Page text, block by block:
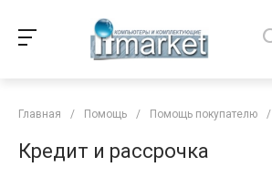
Главная / Помощь / Помощь покупателю /
Кредит и рассрочка